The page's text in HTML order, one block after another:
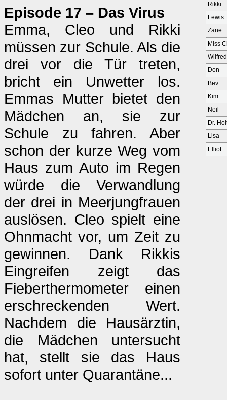
Episode 17 – Das Virus
Emma, Cleo und Rikki
müssen zur Schule. Als die
drei vor die Tür treten,
bricht ein Unwetter los.
Emmas Mutter bietet den
Mädchen an, sie zur
Schule zu fahren. Aber
schon der kurze Weg vom
Haus zum Auto im Regen
würde die Verwandlung
der drei in Meerjungfrauen
auslösen. Cleo spielt eine
Ohnmacht vor, um Zeit zu
gewinnen. Dank Rikkis
Eingreifen zeigt das
Fieberthermometer einen
erschreckenden Wert.
Nachdem die Hausärztin,
die Mädchen untersucht
hat, stellt sie das Haus
sofort unter Quarantäne...
Rikki
Lewis
Zane
Miss
Wilfred
Don
Bev
Kim
Neil
Dr.
Lisa
Elliot